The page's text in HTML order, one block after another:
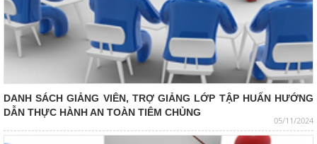
05/11/2024
DANH SÁCH GIẢNG VIÊN, TRỢ GIẢNG LỚP TẬP HUẤN HƯỚNG
DẪN THỰC HÀNH AN TOÀN TIÊM CHỦNG